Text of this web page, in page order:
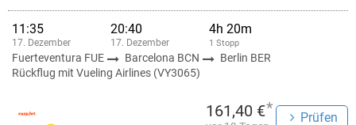
11:35
17. Dezember
20:40
17. Dezember
4h 20m
1 Stopp
Fuerteventura FUE Barcelona BCN
Berlin BER
Rückflug mit Vueling Airlines (VY3065)
161,40 €*
Prüfen